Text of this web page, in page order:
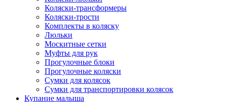
Коляски-трансформеры
Коляски-трости
Комплекты в коляску
Люльки
Москитные сетки
Муфты для рук
Прогулочные блоки
Прогулочные коляски
Сумки для колясок
Сумки для транспортировки колясок
Купание малыша